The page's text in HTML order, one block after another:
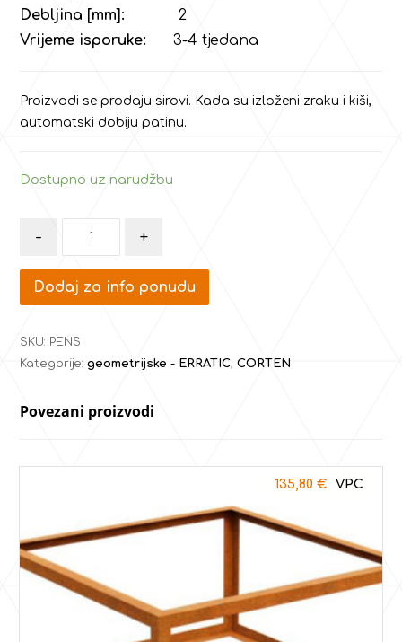
Debljina [mm]:
2
Vrijeme isporuke:
3-4 tjedana
Proizvodi se prodaju sirovi. Kada su izloženi zraku i kiši,
automatski dobiju patinu.
Dostupno uz narudžbu
- +
Dodaj za info ponudu
SKU: PENS
Kategorije:geometrijske - ERRATIC ,CORTEN
Povezani proizvodi
135,80 €